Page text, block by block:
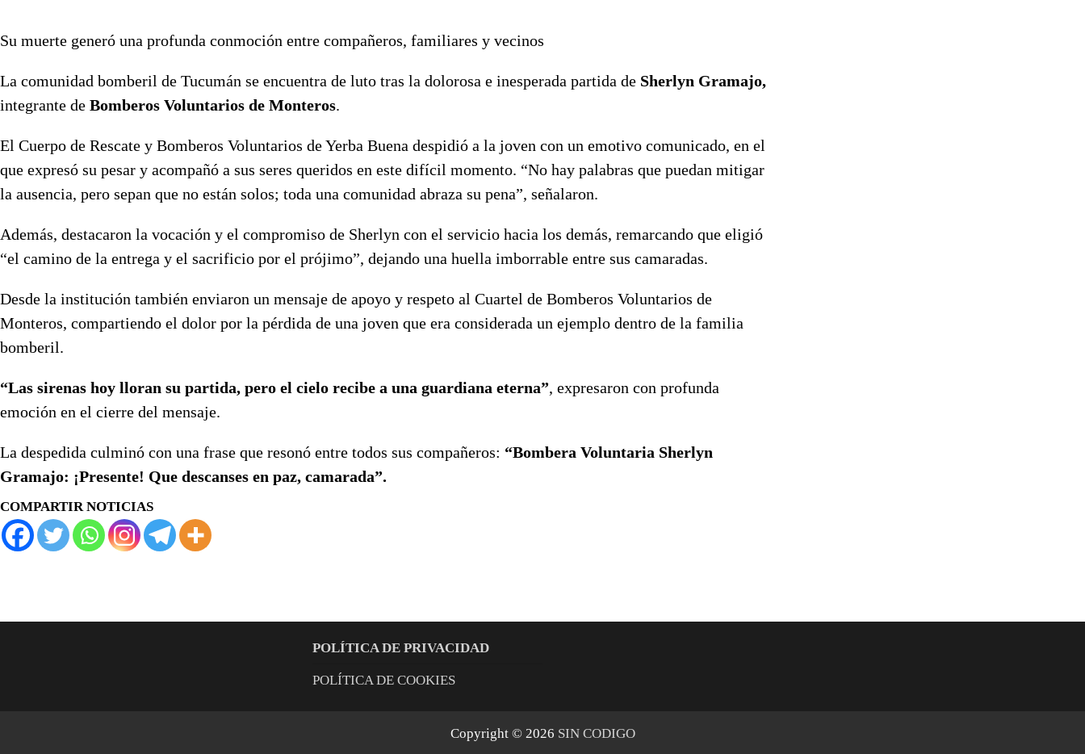
Su muerte generó una profunda conmoción entre compañeros, familiares y vecinos
La comunidad bomberil de Tucumán se encuentra de luto tras la dolorosa e inesperada partida de Sherlyn Gramajo,
integrante de Bomberos Voluntarios de Monteros.
El Cuerpo de Rescate y Bomberos Voluntarios de Yerba Buena despidió a la joven con un emotivo comunicado, en el
que expresó su pesar y acompañó a sus seres queridos en este difícil momento. “No hay palabras que puedan mitigar
la ausencia, pero sepan que no están solos; toda una comunidad abraza su pena”, señalaron.
Además, destacaron la vocación y el compromiso de Sherlyn con el servicio hacia los demás, remarcando que eligió
“el camino de la entrega y el sacrificio por el prójimo”, dejando una huella imborrable entre sus camaradas.
Desde la institución también enviaron un mensaje de apoyo y respeto al Cuartel de Bomberos Voluntarios de
Monteros, compartiendo el dolor por la pérdida de una joven que era considerada un ejemplo dentro de la familia
bomberil.
“Las sirenas hoy lloran su partida, pero el cielo recibe a una guardiana eterna”, expresaron con profunda
emoción en el cierre del mensaje.
La despedida culminó con una frase que resonó entre todos sus compañeros: “Bombera Voluntaria Sherlyn
Gramajo: ¡Presente! Que descanses en paz, camarada”.
COMPARTIR NOTICIAS
POLÍTICA DE PRIVACIDAD
POLÍTICA DE COOKIES
Copyright © 2026 SIN CODIGO